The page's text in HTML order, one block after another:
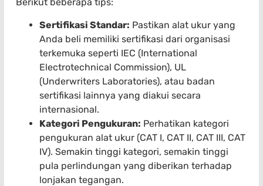
Berikut beberapa tips:
Sertifikasi Standar: Pastikan alat ukur yang
Anda beli memiliki sertifikasi dari organisasi
terkemuka seperti IEC (International
Electrotechnical Commission), UL
(Underwriters Laboratories), atau badan
sertifikasi lainnya yang diakui secara
internasional.
Kategori Pengukuran: Perhatikan kategori
pengukuran alat ukur (CAT I, CAT II, CAT III, CAT
IV). Semakin tinggi kategori, semakin tinggi
pula perlindungan yang diberikan terhadap
lonjakan tegangan.